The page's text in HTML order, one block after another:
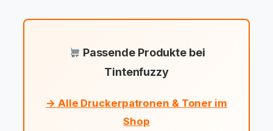
Passende Produkte bei
Tintenfuzzy
→ Alle Druckerpatronen & Toner im
Shop